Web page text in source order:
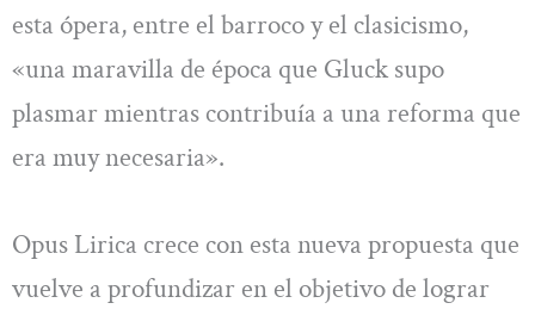
esta ópera, entre el barroco y el clasicismo,
«una maravilla de época que Gluck supo
plasmar mientras contribuía a una reforma que
era muy necesaria».
Opus Lirica crece con esta nueva propuesta que
vuelve a profundizar en el objetivo de lograr